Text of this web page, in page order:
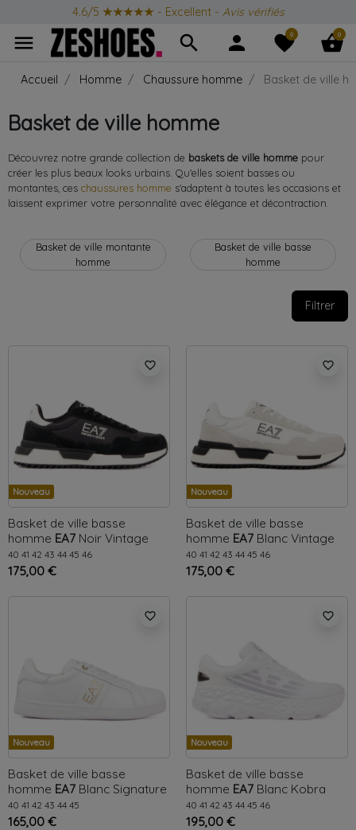
Produits Iconiquestoute l'année
menu search person favorite
0 shopping_basket
0
Accueil Homme Chaussure homme Basket de ville
Basket de ville homme
Découvrez notre grande collection de baskets de ville homme pour
créer les plus beaux looks urbains. Qu'elles soient basses ou
montantes, ces chaussures homme s'adaptent à toutes les occasions et
laissent exprimer votre personnalité avec élégance et décontraction.
Basket de ville montante
homme
Basket de ville basse
homme
Filtrer
favorite_border
Nouveau
Basket de ville basse
homme EA7 Noir Vintage
40 41 42 43 44 45 46
175,00 €
favorite_border
Nouveau
Basket de ville basse
homme EA7 Blanc Vintage
40 41 42 43 44 45 46
175,00 €
favorite_border
Nouveau
Basket de ville basse
homme EA7 Blanc Signature
40 41 42 43 44 45
165,00 €
favorite_border
Nouveau
Basket de ville basse
homme EA7 Blanc Kobra
40 41 42 43 44 45 46
195,00 €